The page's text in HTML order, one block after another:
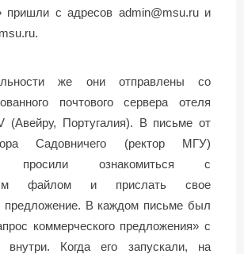
пришли с адресов admin@msu.ru и
же они отправлены со
почтового сервера отеля
(Авейру, Португалия). В письме от
Садовничего (ректор МГУ)
просили ознакомиться с
файлом и прислать свое
предложение. В каждом письме был
коммерческого предложения» с
Когда его запускали, на